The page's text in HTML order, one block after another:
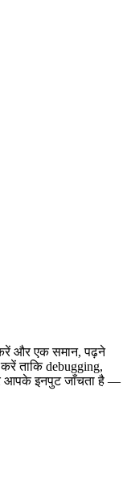
और एक समान, पढ़ने
ताकि debugging,
आपके इनपुट जाँचता है —